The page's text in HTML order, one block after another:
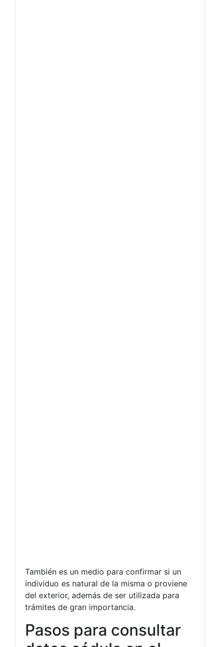
También es un medio para confirmar si un
individuo es natural de la misma o proviene
del exterior, además de ser utilizada para
trámites de gran importancia.
Pasos para consultar